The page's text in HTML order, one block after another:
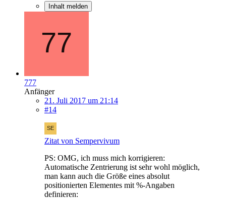
Inhalt melden
777
Anfänger
21. Juli 2017 um 21:14
#14
Zitat von Sempervivum
PS: OMG, ich muss mich korrigieren:
Automatische Zentrierung ist sehr wohl möglich,
man kann auch die Größe eines absolut
positionierten Elementes mit %-Angaben
definieren: